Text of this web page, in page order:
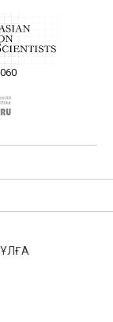
—
в
статей в